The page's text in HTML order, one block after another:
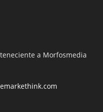
a Morfosmedia